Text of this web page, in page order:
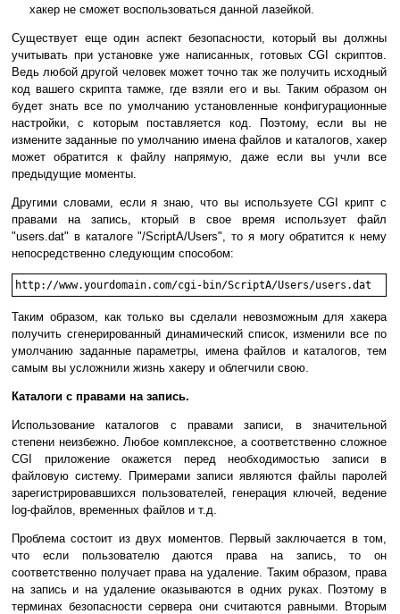
хакер не сможет воспользоваться данной лазейкой.
Существует еще один аспект безопасности, который вы должны
учитывать при установке уже написанных, готовых CGI скриптов.
Ведь любой другой человек может точно так же получить исходный
код вашего скрипта тамже, где взяли его и вы. Таким образом он
будет знать все по умолчанию установленные конфигурационные
настройки, с которым поставляется код. Поэтому, если вы не
измените заданные по умолчанию имена файлов и каталогов, хакер
может обратится к файлу напрямую, даже если вы учли все
предыдущие моменты.
Другими словами, если я знаю, что вы используете CGI крипт с
правами на запись, кторый в свое время использует файл
"users.dat" в каталоге "/ScriptA/Users", то я могу обратится к нему
непосредственно следующим способом:
http://www.yourdomain.com/cgi-bin/ScriptA/Users/users.dat
Таким образом, как только вы сделали невозможным для хакера
получить сгенерированный динамический список, изменили все по
умолчанию заданные параметры, имена файлов и каталогов, тем
самым вы усложнили жизнь хакеру и облегчили свою.
Каталоги с правами на запись.
Использование каталогов с правами записи, в значительной
степени неизбежно. Любое комплексное, а соответственно сложное
CGI приложение окажется перед необходимостью записи в
файловую систему. Примерами записи являются файлы паролей
зарегистрировавшихся пользователей, генерация ключей, ведение
log-файлов, временных файлов и т.д.
Проблема состоит из двух моментов. Первый заключается в том,
что если пользователю даются права на запись, то он
соответственно получает права на удаление. Таким образом, права
на запись и на удаление оказываются в одних руках. Поэтому в
терминах безопасности сервера они считаются равными. Вторым